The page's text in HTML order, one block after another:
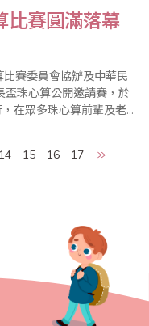
比賽圓滿落幕
賽委員會協辦及中華民
盃珠心算公開邀請賽，於
在眾多珠心算前輩及老
位珠心算菁英與賽，賽
程度雖高，但選手表現
14 15 16 17